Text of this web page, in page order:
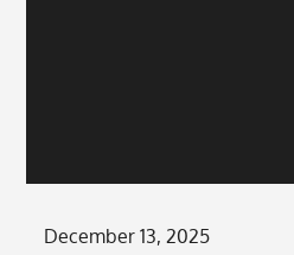
Posted
December 13, 2025